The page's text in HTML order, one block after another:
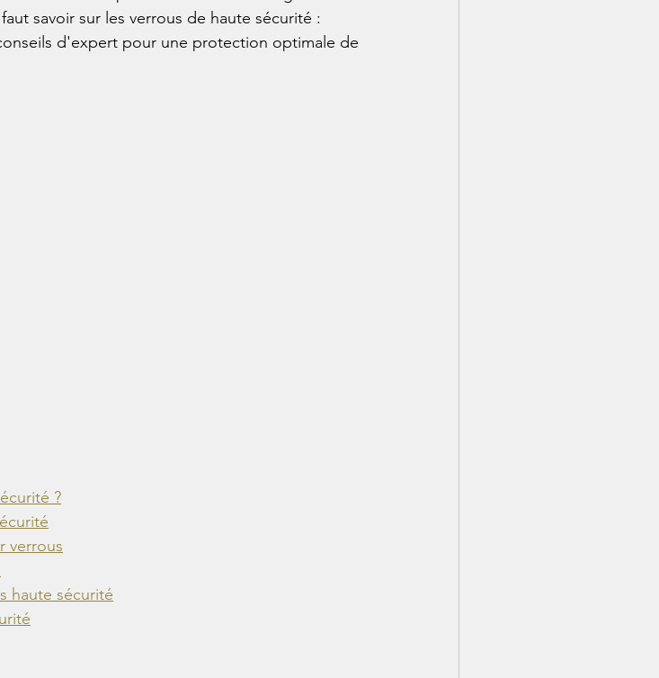
savoir sur les verrous de haute sécurité :
d'expert pour une protection optimale de
?
verrous
haute sécurité